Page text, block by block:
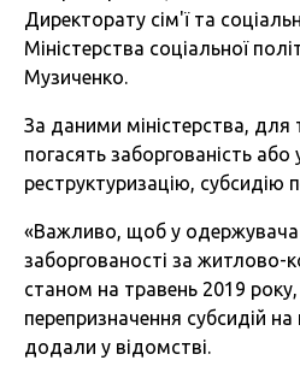
Директорату сім'ї та
Міністерства соціальної
Музиченко.
За даними міністерства, для
погасять заборгованість або
реструктуризацію, субсидію
«Важливо, щоб у одержувача
заборгованості за житлово-
станом на травень 2019
перепризначення субсидій на
додали у відомстві.